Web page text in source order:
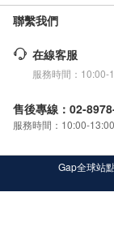
聯繫我們
在線客服
服務時間：10:00-
售後專線：02-
服務時間：10:00-
Gap全球站